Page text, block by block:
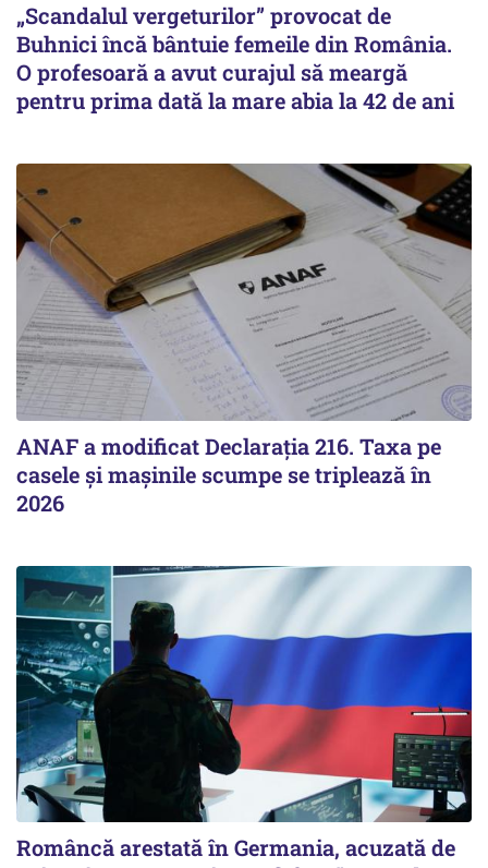
„Scandalul vergeturilor” provocat de
Buhnici încă bântuie femeile din România.
O profesoară a avut curajul să meargă
pentru prima dată la mare abia la 42 de ani
ANAF a modificat Declarația 216. Taxa pe
casele și mașinile scumpe se triplează în
2026
Româncă arestată în Germania, acuzată de